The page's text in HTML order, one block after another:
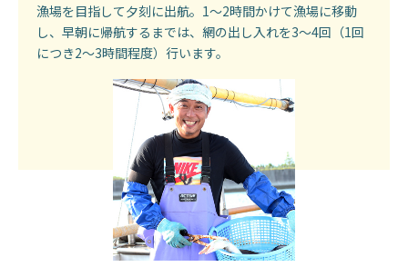
漁場を目指して夕刻に出航。1～2時間かけて漁場に移動
し、早朝に帰航するまでは、網の出し入れを3～4回（1回
につき2～3時間程度）行います。